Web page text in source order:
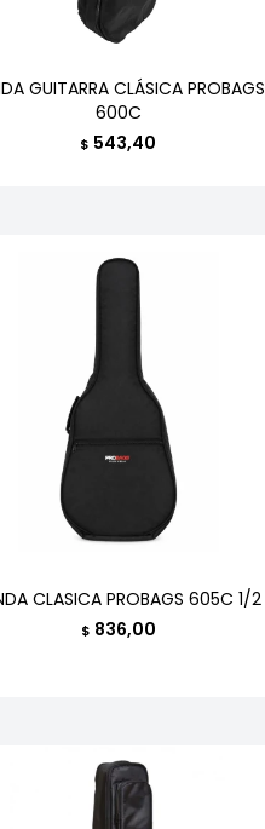
GUITARRA CLÁSICA PROBAGS
600C
$ 543,40
CLASICA PROBAGS 605C 1/2
$ 836,00